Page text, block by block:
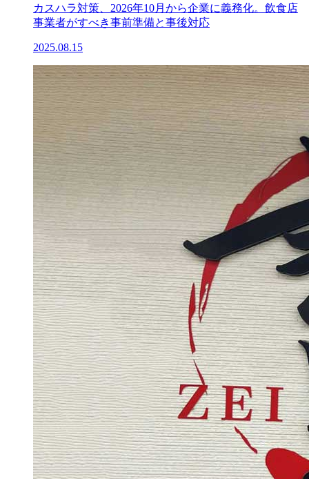
カスハラ対策、2026年10月から企業に義務化。飲食店
事業者がすべき事前準備と事後対応
2025.08.15